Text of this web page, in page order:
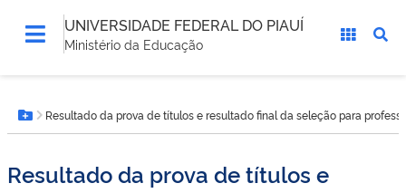
UNIVERSIDADE FEDERAL DO PIAUÍ
Ministério da Educação
está
aqui:Botão Menu
Resultado da prova de títulos e resultado final da seleção para
Resultado da prova de títulos e